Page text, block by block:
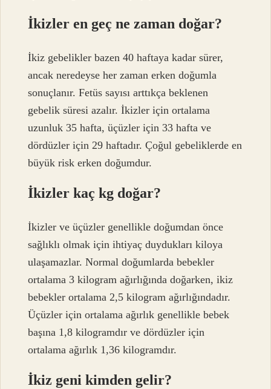
İkizler en geç ne zaman doğar?
İkiz gebelikler bazen 40 haftaya kadar sürer,
ancak neredeyse her zaman erken doğumla
sonuçlanır. Fetüs sayısı arttıkça beklenen
gebelik süresi azalır. İkizler için ortalama
uzunluk 35 hafta, üçüzler için 33 hafta ve
dördüzler için 29 haftadır. Çoğul gebeliklerde en
büyük risk erken doğumdur.
İkizler kaç kg doğar?
İkizler ve üçüzler genellikle doğumdan önce
sağlıklı olmak için ihtiyaç duydukları kiloya
ulaşamazlar. Normal doğumlarda bebekler
ortalama 3 kilogram ağırlığında doğarken, ikiz
bebekler ortalama 2,5 kilogram ağırlığındadır.
Üçüzler için ortalama ağırlık genellikle bebek
başına 1,8 kilogramdır ve dördüzler için
ortalama ağırlık 1,36 kilogramdır.
İkiz geni kimden gelir?